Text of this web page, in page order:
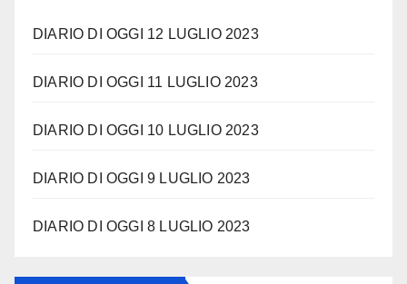
DIARIO DI OGGI 12 LUGLIO 2023
DIARIO DI OGGI 11 LUGLIO 2023
DIARIO DI OGGI 10 LUGLIO 2023
DIARIO DI OGGI 9 LUGLIO 2023
DIARIO DI OGGI 8 LUGLIO 2023